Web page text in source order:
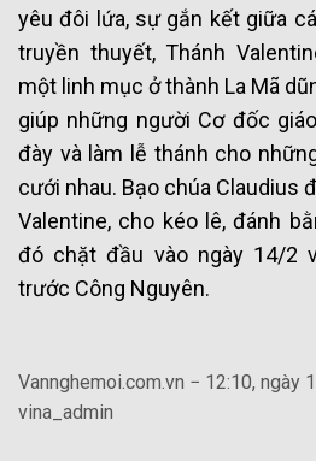
yêu đôi lứa, sự gắn kết giữa
truyền thuyết, Thánh
một linh mục ở thành La Mã
giúp những người Cơ đốc
đày và làm lễ thánh cho
cưới nhau. Bạo chúa Claudius
Valentine, cho kéo lê, đánh
đó chặt đầu vào ngày 14/2
trước Công Nguyên.
Vannghemoi.com.vn − 12:10,
vina_admin